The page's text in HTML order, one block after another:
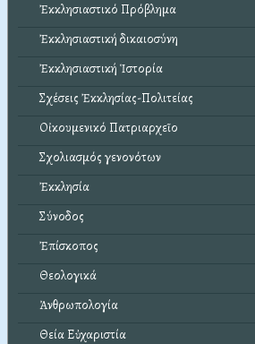
Ἐκκλησιαστικό Πρόβλημα
Ἐκκλησιαστική δικαιοσύνη
Ἐκκλησιαστική Ἱστορία
Σχέσεις Ἐκκλησίας-Πολιτείας
Οἰκουμενικό Πατριαρχεῖο
Σχολιασμός γενονότων
Ἐκκλησία
Σύνοδος
Ἐπίσκοπος
Θεολογικά
Ἀνθρωπολογία
Θεία Εὐχαριστία